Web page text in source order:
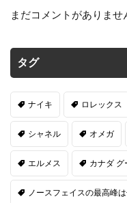
まだコメントがありませ
タグ
ナイキ ロレックス
シャネル オメガ
エルメス カナダ グ
ノースフェイスの最高峰